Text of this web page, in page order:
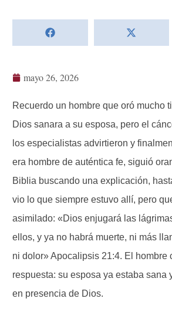
mayo 26, 2026
Recuerdo un hombre que oró mucho
Dios sanara a su esposa, pero el
los especialistas advirtieron y
era hombre de auténtica fe, siguió
Biblia buscando una explicación,
vio lo que siempre estuvo allí, pero
asimilado: «Dios enjugará las
ellos, y ya no habrá muerte, ni más
ni dolor» Apocalipsis 21:4. El hombre
respuesta: su esposa ya estaba sana
en presencia de Dios.